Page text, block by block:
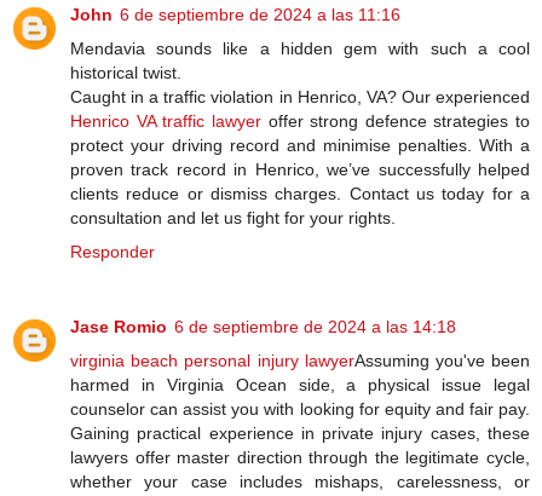
John 6 de septiembre de 2024 a las 11:16
Mendavia sounds like a hidden gem with such a cool
historical twist.
Caught in a traffic violation in Henrico, VA? Our experienced
Henrico VA traffic lawyeroffer strong defence strategies to
protect your driving record and minimise penalties. With a
proven track record in Henrico, we’ve successfully helped
clients reduce or dismiss charges. Contact us today for a
consultation and let us fight for your rights.
Responder
Jase Romio 6 de septiembre de 2024 a las 14:18
virginia beach personal injury lawyerAssuming you've been
harmed in Virginia Ocean side, a physical issue legal
counselor can assist you with looking for equity and fair pay.
Gaining practical experience in private injury cases, these
lawyers offer master direction through the legitimate cycle,
whether your case includes mishaps, carelessness, or